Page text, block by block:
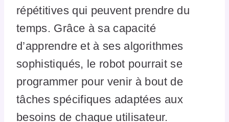
répétitives qui peuvent prendre du
temps. Grâce à sa capacité
d’apprendre et à ses algorithmes
sophistiqués, le robot pourrait se
programmer pour venir à bout de
tâches spécifiques adaptées aux
besoins de chaque utilisateur.